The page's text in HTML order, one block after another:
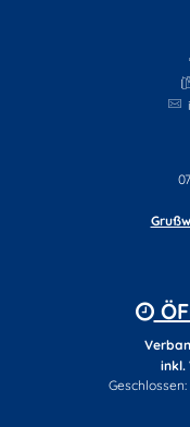
inkl.
Klicken, um
Geschlossen: